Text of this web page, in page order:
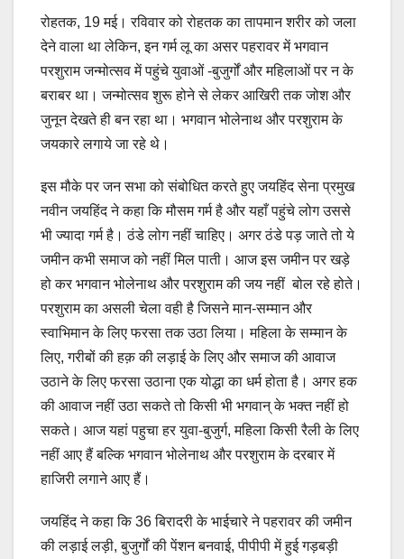
रोहतक, 19 मई। रविवार को रोहतक का तापमान शरीर को जला
देने वाला था लेकिन, इन गर्म लू का असर पहरावर में भगवान
परशुराम जन्मोत्सव में पहुंचे युवाओं -बुजुर्गों और महिलाओं पर न के
बराबर था। जन्मोत्सव शुरू होने से लेकर आखिरी तक जोश और
जुनून देखते ही बन रहा था। भगवान भोलेनाथ और परशुराम के
जयकारे लगाये जा रहे थे।
इस मौके पर जन सभा को संबोधित करते हुए जयहिंद सेना प्रमुख
नवीन जयहिंद ने कहा कि मौसम गर्म है और यहाँ पहुंचे लोग उससे
भी ज्यादा गर्म है। ठंडे लोग नहीं चाहिए। अगर ठंडे पड़ जाते तो ये
जमीन कभी समाज को नहीं मिल पाती। आज इस जमीन पर खड़े
हो कर भगवान भोलेनाथ और परशुराम की जय नहीं बोल रहे होते।
परशुराम का असली चेला वही है जिसने मान-सम्मान और
स्वाभिमान के लिए फरसा तक उठा लिया। महिला के सम्मान के
लिए, गरीबों की हक़ की लड़ाई के लिए और समाज की आवाज
उठाने के लिए फरसा उठाना एक योद्धा का धर्म होता है। अगर हक
की आवाज नहीं उठा सकते तो किसी भी भगवान् के भक्त नहीं हो
सकते। आज यहां पहुचा हर युवा-बुजुर्ग, महिला किसी रैली के लिए
नहीं आए हैं बल्कि भगवान भोलेनाथ और परशुराम के दरबार में
हाजिरी लगाने आए हैं।
जयहिंद ने कहा कि 36 बिरादरी के भाईचारे ने पहरावर की जमीन
की लड़ाई लड़ी, बुजुर्गों की पेंशन बनवाई, पीपीपी में हुई गड़बड़ी